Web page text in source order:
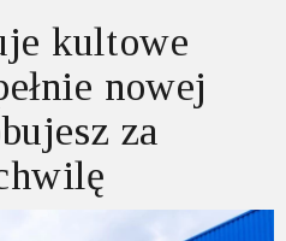
kultowe
nowej
za